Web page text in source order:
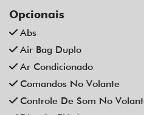
Abs
Air Bag Duplo
Ar Condicionado
Comandos No Volante
Controle De Som No Volante
Direção Elétrica